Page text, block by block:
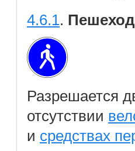
4.6.1.
Разрешается
отсутствии
и средствах